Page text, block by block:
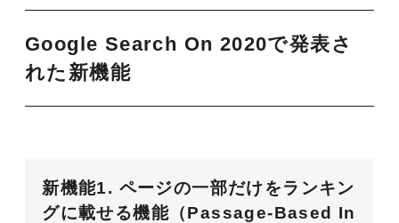
Google Search On 2020で発表さ
れた新機能
新機能1. ページの一部だけをランキン
グに載せる機能（Passage-Based In